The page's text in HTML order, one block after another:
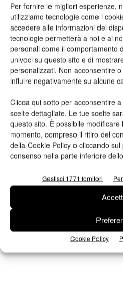
Per fornire le migliori esperienze,
utilizziamo tecnologie come i
accedere alle informazioni del
tecnologie permetterà a noi e ai
personali come il comportamento
univoci su questo sito e di
personalizzati. Non acconsentire
influire negativamente su alcune
Clicca qui sotto per acconsentire
scelte dettagliate. Le tue scelte
questo sito. È possibile
momento, compreso il ritiro del
della Cookie Policy o cliccando
consenso nella parte inferiore
Gestisci 1771 fornitori
Cookie Policy
Leggi la rivista
n.2 - Giugno 2026 n.1 -
Edicola Web
Seguici su Facebook